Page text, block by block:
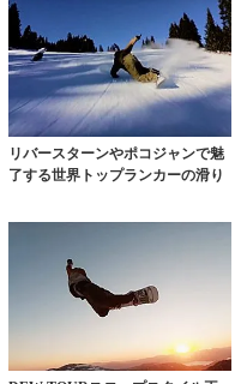
リバースターンやポコジャンで魅
了する世界トップランカーの滑り